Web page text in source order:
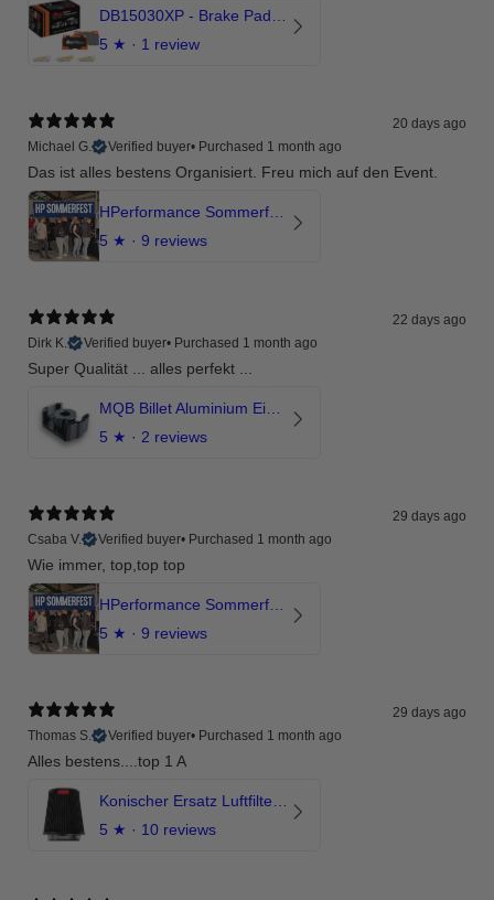
5 ★ · 1 review
20 days ago
Michael G.
Verified buyer• Purchased 1 month ago
Das ist alles bestens Organisiert. Freu mich auf den Event.
5 ★ · 9 reviews
22 days ago
Dirk K.
Verified buyer• Purchased 1 month ago
Super Qualität ... alles perfekt ...
5 ★ · 2 reviews
29 days ago
Csaba V.
Verified buyer• Purchased 1 month ago
Wie immer, top,top top
5 ★ · 9 reviews
29 days ago
Thomas S.
Verified buyer• Purchased 1 month ago
Alles bestens....top 1 A
5 ★ · 10 reviews